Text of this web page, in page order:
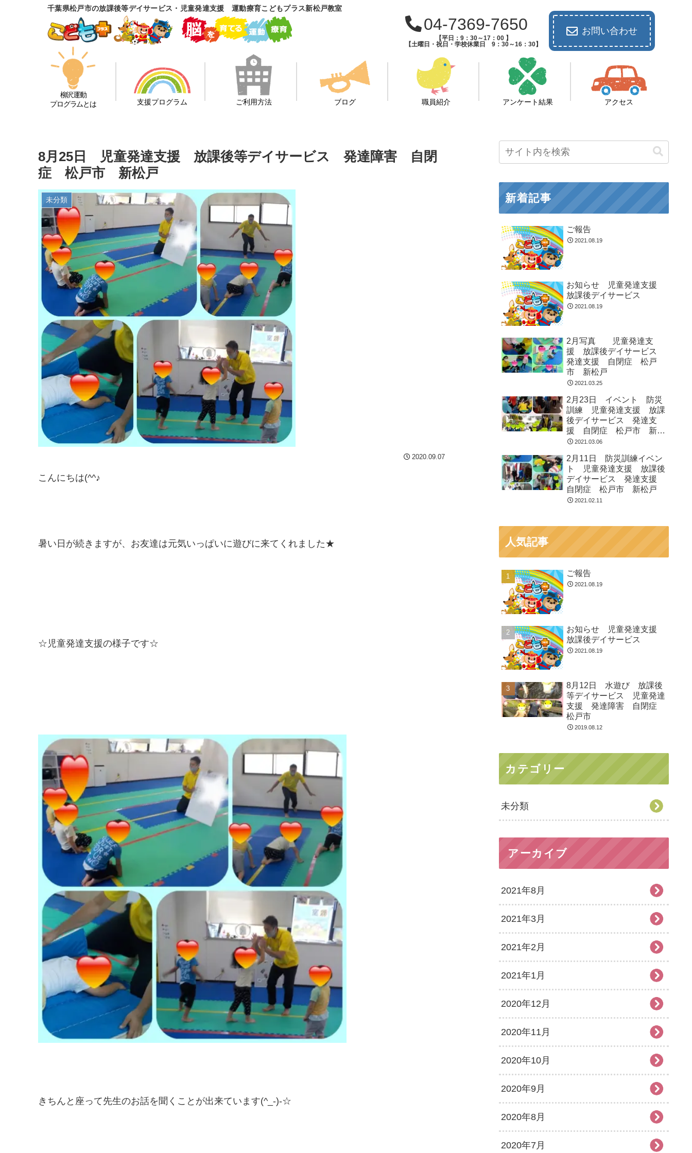
千葉県松戸市の放課後等デイサービス・児童発達支援 運動療育こどもプラス新松戸教室
04-7369-7650
【平日：9：30～17：00 】
【土曜日・祝日・学校休業日 9：30～16：30】
お問い合わせ
柳沢運動
プログラムとは
支援プログラム ご利用方法 ブログ 職員紹介 アンケート結果 アクセス
8月25日 児童発達支援 放課後等デイサービス 発達障害 自閉
症 松戸市 新松戸
未分類
2020.09.07
こんにちは(^^♪
暑い日が続きますが、お友達は元気いっぱいに遊びに来てくれました★
☆児童発達支援の様子です☆
きちんと座って先生のお話を聞くことが出来ています(^_-)-☆
新着記事
ご報告
2021.08.19
お知らせ 児童発達支援
放課後デイサービス
2021.08.19
2月写真 児童発達支
援 放課後デイサービス
発達支援 自閉症 松戸
市 新松戸
2021.03.25
2月23日 イベント 防災
訓練 児童発達支援 放課
後デイサービス 発達支
援 自閉症 松戸市 新松
戸 2021.03.06
2月11日 防災訓練イベン
ト 児童発達支援 放課後
デイサービス 発達支援
自閉症 松戸市 新松戸
2021.02.11
人気記事
ご報告
2021.08.19
お知らせ 児童発達支援
放課後デイサービス
2021.08.19
8月12日 水遊び 放課後
等デイサービス 児童発達
支援 発達障害 自閉症
松戸市
2019.08.12
カテゴリー
未分類
アーカイブ
2021年8月
2021年3月
2021年2月
2021年1月
2020年12月
2020年11月
2020年10月
2020年9月
2020年8月
2020年7月